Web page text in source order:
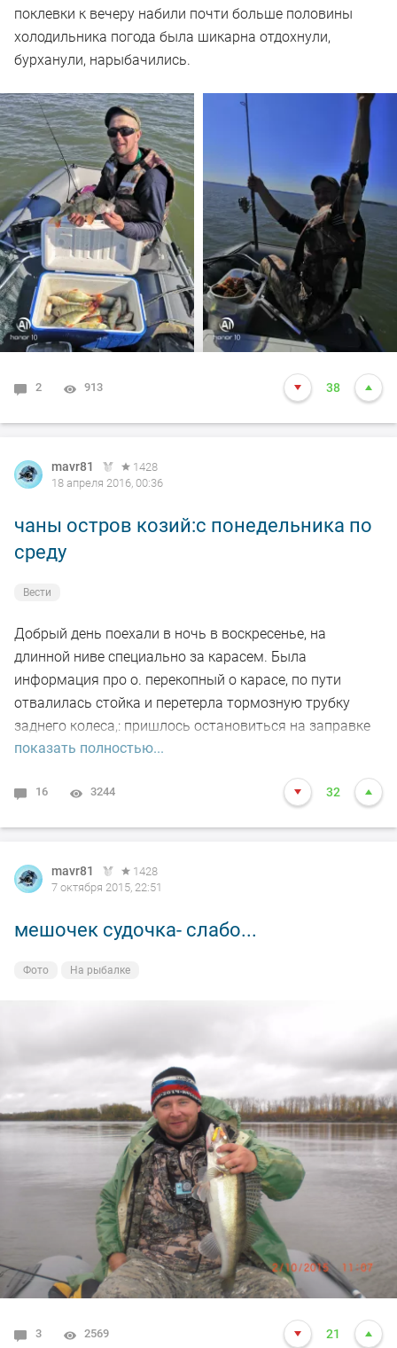
поклевки к вечеру набили почти больше половины
холодильника погода была шикарна отдохнули,
бурханули, нарыбачились.
2 913 38
mavr81
1428
18 апреля 2016, 00:36
чаны остров козий:с понедельника по
среду
Вести
Добрый день поехали в ночь в воскресенье, на
длинной ниве специально за карасем. Была
информация про о. перекопный о карасе, по пути
отвалилась стойка и перетерла тормозную трубку
заднего колеса,: пришлось остановиться на заправке
около красноозерки снять болтавшую стойку и
стали ну ладно, тормоза придумали трусы, тем более
чтоб время не терять поехали на место лова. Уже
светло, со спуском проблема, вся дорога в калеях, всю
въезда в село, по солнечной стороне, напротив
солончак,- спустились дорога вдоль полуострова
они просидели всю ночь на пузе, на мысе тюменки и
вызвали трактор за 2 тыщи который их вытащит и
поднимет на сложном спуске, чтоб подстраховаться
встретили трактор взяли телефон тракториста,
решили ехать на соседний полуостров козий там вроде
получше дорога. наконец та мы на месте лед до
самого берега. Вытащили мотособаку, собрали
снаряжение и вперед: около острова народ дергал
окуня причем разнокалиберного и очень много,
поехали к мысу тюменки один окунь, перекопный один
окунь , заячий-окунь, окулий- окунь, за два дня карася
не нашли только на клбыльем с торца мужики сидели
показать полностью...
16 3244 32
mavr81
1428
7 октября 2015, 22:51
мешочек судочка- слабо...
Фото На рыбалке
3 2569 21